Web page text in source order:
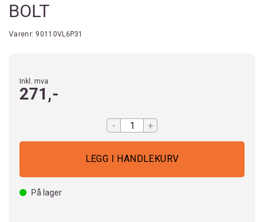
BOLT
Varenr: 90110VL6P31
Inkl. mva
271,-
- +
På lager